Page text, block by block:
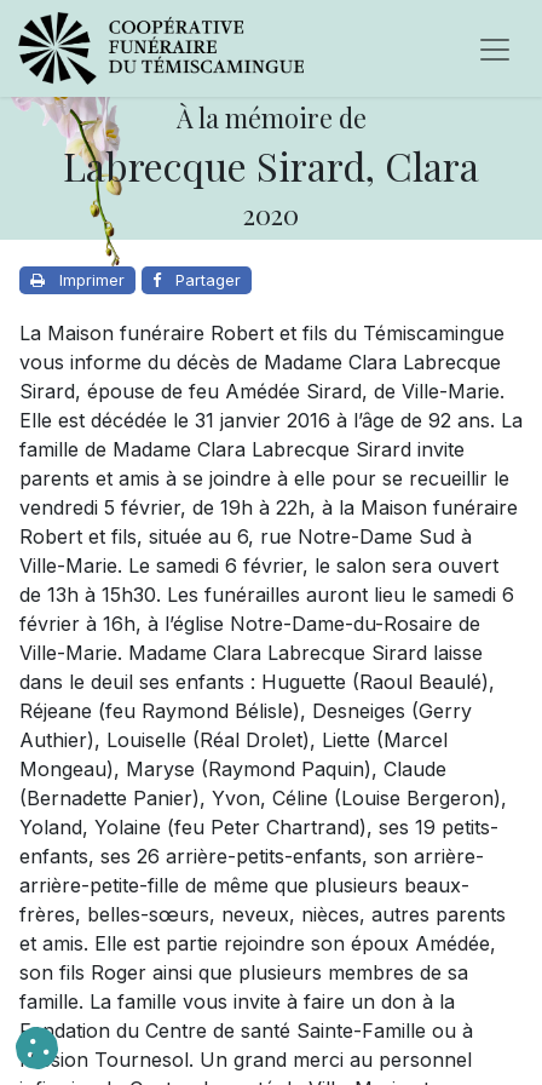
À la mémoire de
Labrecque Sirard, Clara
2020
Imprimer Partager
La Maison funéraire Robert et fils du Témiscamingue
vous informe du décès de Madame Clara Labrecque
Sirard, épouse de feu Amédée Sirard, de Ville-Marie.
Elle est décédée le 31 janvier 2016 à l’âge de 92 ans. La
famille de Madame Clara Labrecque Sirard invite
parents et amis à se joindre à elle pour se recueillir le
vendredi 5 février, de 19h à 22h, à la Maison funéraire
Robert et fils, située au 6, rue Notre-Dame Sud à
Ville-Marie. Le samedi 6 février, le salon sera ouvert
de 13h à 15h30. Les funérailles auront lieu le samedi 6
février à 16h, à l’église Notre-Dame-du-Rosaire de
Ville-Marie. Madame Clara Labrecque Sirard laisse
dans le deuil ses enfants : Huguette (Raoul Beaulé),
Réjeane (feu Raymond Bélisle), Desneiges (Gerry
Authier), Louiselle (Réal Drolet), Liette (Marcel
Mongeau), Maryse (Raymond Paquin), Claude
(Bernadette Panier), Yvon, Céline (Louise Bergeron),
Yoland, Yolaine (feu Peter Chartrand), ses 19 petits-
enfants, ses 26 arrière-petits-enfants, son arrière-
arrière-petite-fille de même que plusieurs beaux-
frères, belles-sœurs, neveux, nièces, autres parents
et amis. Elle est partie rejoindre son époux Amédée,
son fils Roger ainsi que plusieurs membres de sa
famille. La famille vous invite à faire un don à la
Fondation du Centre de santé Sainte-Famille ou à
Mission Tournesol. Un grand merci au personnel